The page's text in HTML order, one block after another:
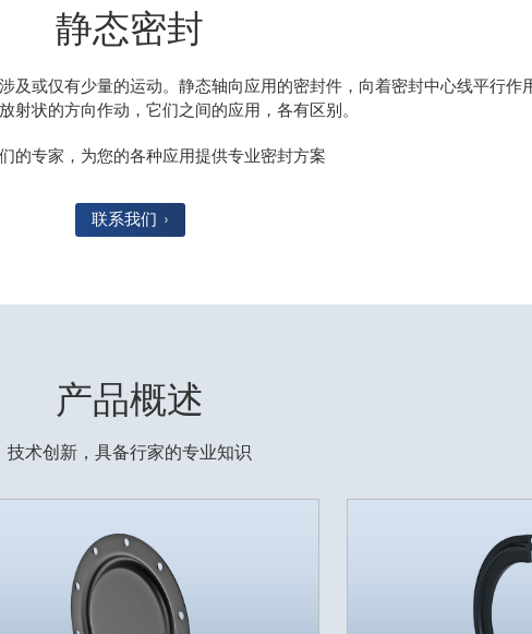
静态密封
及或仅有少量的运动。静态轴向应用的密封件，向着密封中心线平行作
射状的方向作动，它们之间的应用，各有区别。
的专家，为您的各种应用提供专业密封方案
联系我们
产品概述
技术创新，具备行家的专业知识